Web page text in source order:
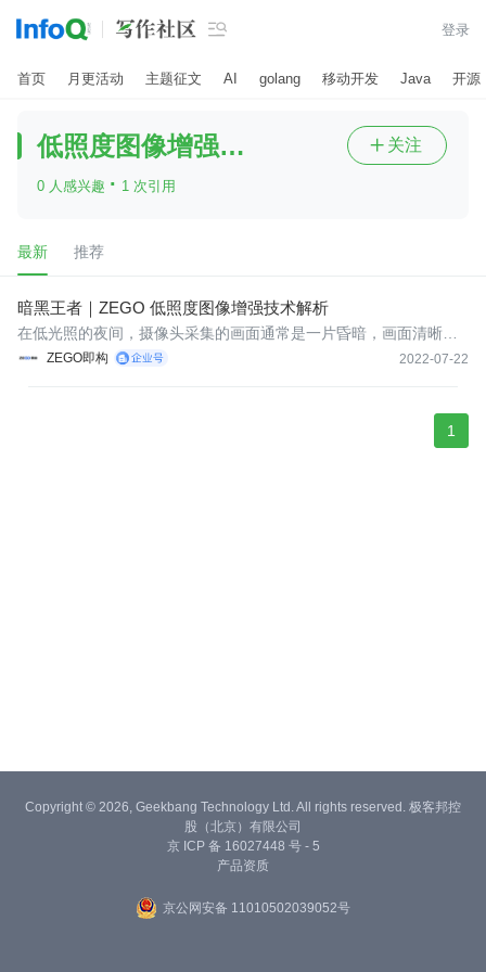
 登录
首页 月更活动 主题征文 AI golang 移动开发 Java 开源
低照度图像增强技术
0 人感兴趣 · 1 次引用
 关注
最新 推荐
暗黑王者｜ZEGO 低照度图像增强技术解析
ZEGO即构 2022-07-22
在低光照的夜间，摄像头采集的画面通常是一片昏暗，画面清晰度
要远远低于肉眼。而随着实时音视频应用技术的发展，我们已经看
1
Copyright © 2026, Geekbang Technology Ltd. All rights reserved. 极客邦控
股（北京）有限公司
京 ICP 备 16027448 号 - 5
产品资质
京公网安备 11010502039052号